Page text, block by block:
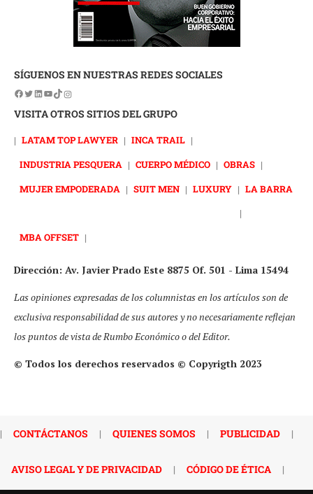
SÍGUENOS EN NUESTRAS REDES SOCIALES
VISITA OTROS SITIOS DEL GRUPO
| LATAM TOP LAWYER | INCA TRAIL |
INDUSTRIA PESQUERA | CUERPO MÉDICO | OBRAS |
MUJER EMPODERADA | SUIT MEN | LUXURY | LA BARRA
|
MBA OFFSET |
Dirección: Av. Javier Prado Este 8875 Of. 501 - Lima 15494
Las opiniones expresadas de los columnistas en los artículos son de
exclusiva responsabilidad de sus autores y no necesariamente reflejan
los puntos de vista de Rumbo Económico o del Editor.
© Todos los derechos reservados © Copyrigth 2023
| CONTÁCTANOS | QUIENES SOMOS | PUBLICIDAD |
AVISO LEGAL Y DE PRIVACIDAD | CÓDIGO DE ÉTICA |